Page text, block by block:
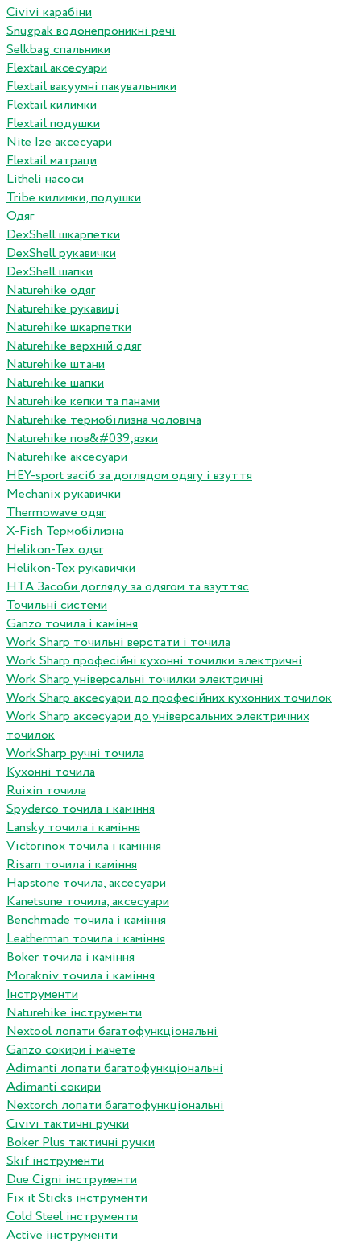
Сivivi карабіни
Snugpak водонепроникні речі
Selkbag спальники
Flextail аксесуари
Flextail вакуумні пакувальники
Flextail килимки
Flextail подушки
Nite Ize аксесуари
Flextail матраци
Litheli насоси
Tribe килимки, подушки
Одяг
DexShell шкарпетки
DexShell рукавички
DexShell шапки
Naturehike одяг
Naturehike рукавиці
Naturehike шкарпетки
Naturehike верхній одяг
Naturehike штани
Naturehike шапки
Naturehike кепки та панами
Naturehike термобілизна чоловіча
Naturehike пов&#039;язки
Naturehike аксесуари
HEY-sport засіб за доглядом одягу і взуття
Mechanix рукавички
Thermowave одяг
X-Fish Термобілизна
Helikon-Tex одяг
Helikon-Tex рукавички
HTA Засоби догляду за одягом та взуттяс
Точильні системи
Ganzo точила і каміння
Work Sharp точильні верстати і точила
Work Sharp професiйнi кухоннi точилки электричнi
Work Sharp унiверсальнi точилки электричнi
Work Sharp аксесуари до професiйних кухонних точилок
Work Sharp аксесуари до унiверсальних электричних
точилок
WorkSharp ручні точила
Кухонні точила
Ruixin точила
Spyderco точила і каміння
Lansky точила і каміння
Victorinox точила і каміння
Risam точила і каміння
Hapstone точила, аксесуари
Kanetsune точила, аксесуари
Benchmade точила і каміння
Leatherman точила і каміння
Boker точила і каміння
Morakniv точила і каміння
Інструменти
Naturehike інструменти
Nextool лопати багатофункціональні
Ganzo сокири і мачете
Adimanti лопати багатофункціональні
Adimanti сокири
Nextorch лопати багатофункціональні
Сivivi тактичні ручки
Boker Plus тактичні ручки
Skif інструменти
Due Cigni інструменти
Fix it Sticks інструменти
Сold Steel інструменти
Active інструменти